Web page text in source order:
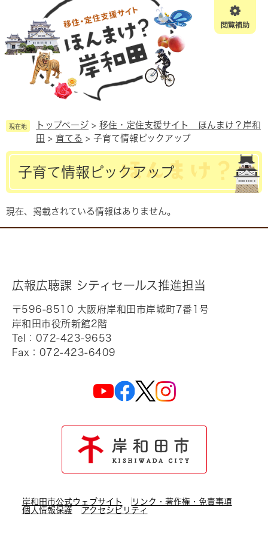
の
先
メニューを飛ばして本文へ
現在地 トップページ > 移住・定住支援サイト ほんまけ？岸和
田 > 育てる > 子育て情報ピックアップ
本
子育て情報ピックアップ
現在、掲載されている情報はありません。
広報広聴課 シティセールス推進担当
〒596-8510 大阪府岸和田市岸城町7番1号
岸和田市役所新館2階
Tel：072-423-9653
Fax：072-423-6409
岸和田市公式ウェブサイト
リンク・著作権・免責事項
個人情報保護
アクセシビリティ